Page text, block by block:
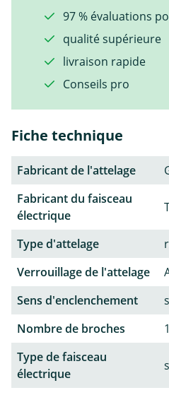
97 % évaluations
qualité supérieure
livraison rapide
Conseils pro
Fiche technique
Fabricant de l'attelage
Fabricant du faisceau
électrique
Type d'attelage
Verrouillage de l'attelage
Sens d'enclenchement
Nombre de broches
Type de faisceau
électrique